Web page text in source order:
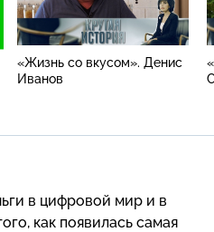
«Жизнь со вкусом». Денис
Иванов
в цифровой мир и в
как появилась самая